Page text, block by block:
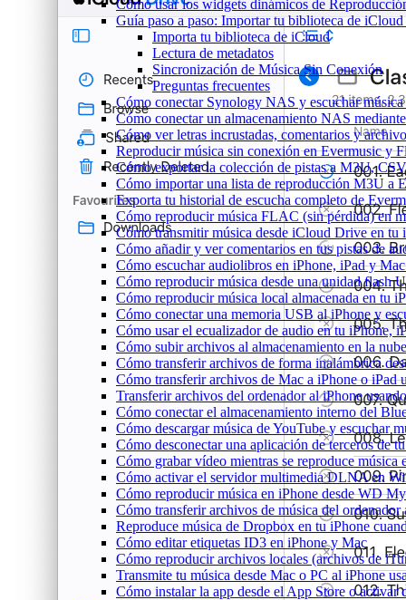
Cómo usar los widgets dinámicos de
Guía paso a paso: Importar tu biblioteca de
Importa tu biblioteca de iCloud
Lectura de metadatos
Sincronización de Música Sin Conexión
Preguntas frecuentes
Cómo conectar Synology NAS y escuchar
Cómo conectar un almacenamiento NAS
Cómo ver letras incrustadas, comentarios y
Reproducir música sin conexión en Evermusic y
Cómo exportar la colección de pistas a M3U,
Cómo importar una lista de reproducción M3U a
Exporta tu historial de escucha completo de
Cómo reproducir música FLAC (sin pérdida) en
Cómo transmitir música desde iCloud Drive en tu
Cómo añadir y ver comentarios en tus pistas de
Cómo escuchar audiolibros en iPhone, iPad y
Cómo reproducir música desde una unidad flash
Cómo reproducir música local almacenada en tu
Cómo conectar una memoria USB al iPhone y
Cómo usar el ecualizador de audio en tu iPhone,
Cómo subir archivos al almacenamiento en la
Cómo transferir archivos de forma inalámbrica
Cómo transferir archivos de Mac a iPhone o iPad
Transferir archivos del ordenador al iPhone
Cómo conectar el almacenamiento interno del
Cómo descargar música de YouTube y escuchar
Cómo desconectar una aplicación de terceros de
Cómo grabar vídeo mientras se reproduce música
Cómo activar el servidor multimedia DLNA en
Cómo reproducir música en iPhone desde WD
Cómo transferir archivos de música del
Reproduce música de Dropbox en tu iPhone
Cómo editar etiquetas ID3 en iPhone y Mac
Cómo reproducir archivos locales (archivos de
Transmite tu música desde Mac o PC al iPhone
Cómo instalar la app desde el App Store o